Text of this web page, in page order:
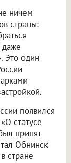
ничем
страны:
Это один
появился
статусе
принят
Обнинск
стране